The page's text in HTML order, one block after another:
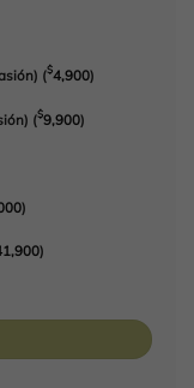
($4,900)
($9,900)
)
)